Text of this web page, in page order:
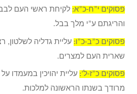
פסוקים י”ח-כ”א: לקיחת ראשי העם
והריגתם ע”י מלך בבל.
פסוקים כ”ב-כ”ו: עליית גדליה לשלטון,
שארית העם למצרים.
פסוקים כ”ז-ל’: עליית יהויכין במעמדו
מרודך בשנתו הראשונה למלכות.